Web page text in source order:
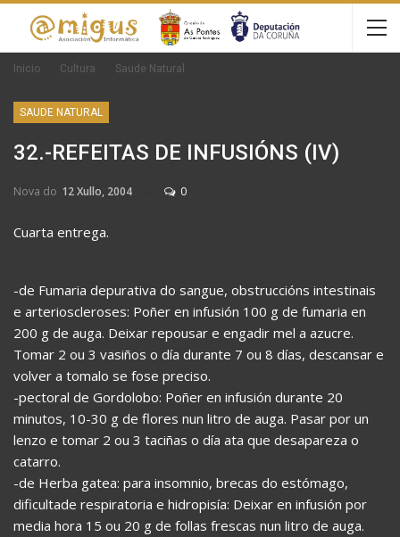
Inicio Cultura Saude Natural
SAUDE NATURAL
32.-REFEITAS DE INFUSIÓNS (IV)
Nova do 12 Xullo, 2004 0
Cuarta entrega.
-de Fumaria depurativa do sangue, obstruccións intestinais
e arterioscleroses: Poñer en infusión 100 g de fumaria en
200 g de auga. Deixar repousar e engadir mel a azucre.
Tomar 2 ou 3 vasiños o día durante 7 ou 8 días, descansar e
volver a tomalo se fose preciso.
-pectoral de Gordolobo: Poñer en infusión durante 20
minutos, 10-30 g de flores nun litro de auga. Pasar por un
lenzo e tomar 2 ou 3 taciñas o día ata que desapareza o
catarro.
-de Herba gatea: para insomnio, brecas do estómago,
dificultade respiratoria e hidropisía: Deixar en infusión por
media hora 15 ou 20 g de follas frescas nun litro de auga.